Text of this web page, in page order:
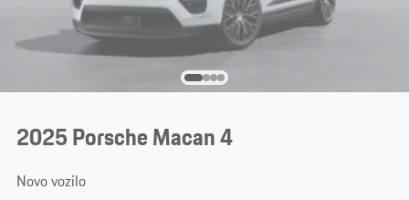
2025 Porsche Macan 4
Novo vozilo